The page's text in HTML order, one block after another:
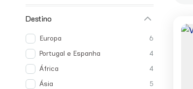
Destino
Europa
6
Portugal e Espanha
4
África
4
Ásia
5